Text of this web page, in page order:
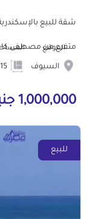
شقة للبيع
متفرع من مصطفى كامل 115م 3 غرف
الموقع
السيوف
1,000,000 جنيه
للبيع